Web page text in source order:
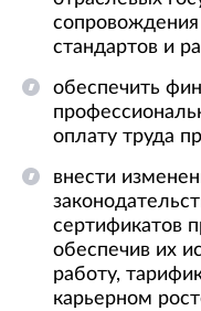
сопровождения
стандартов и
обеспечить
оплату труда
внести
сертификатов
обеспечив их
работу,
карьерном